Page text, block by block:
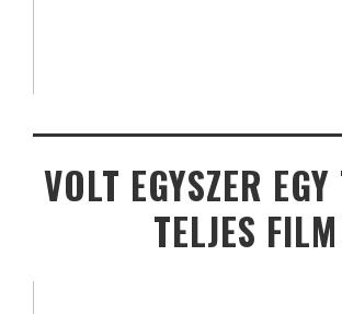
VOLT EGYSZER
TELJES FILM